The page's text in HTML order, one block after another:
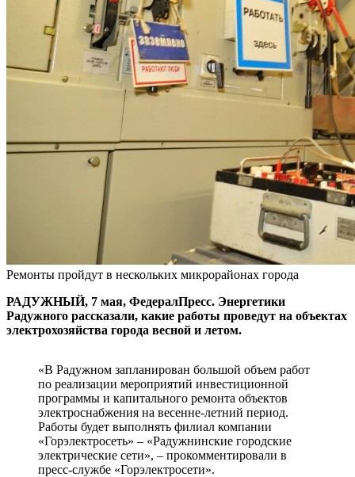
Ремонты пройдут в нескольких микрорайонах города
РАДУЖНЫЙ, 7 мая, ФедералПресс. Энергетики
Радужного рассказали, какие работы проведут на объектах
электрохозяйства города весной и летом.
«В Радужном запланирован большой объем работ
по реализации мероприятий инвестиционной
программы и капитального ремонта объектов
электроснабжения на весенне-летний период.
Работы будет выполнять филиал компании
«Горэлектросеть» – «Радужнинские городские
электрические сети», – прокомментировали в
пресс-службе «Горэлектросети».